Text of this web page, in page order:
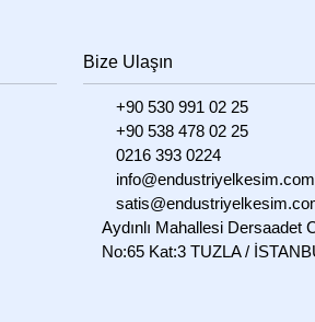
Bize Ulaşın
+90 530 991 02 25
+90 538 478 02 25
0216 393 0224
info@endustriyelkesim.com
Aydınlı Mahallesi Dersaadet
No:65 Kat:3 TUZLA /